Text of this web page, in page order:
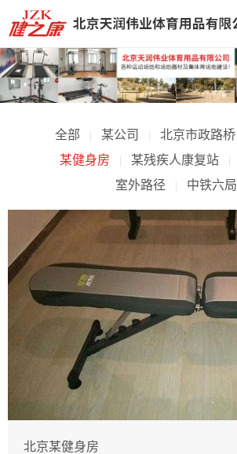
全部 某公司 北京市政路桥
某健身房 某残疾人康复站
室外路径 中铁六局
北京某健身房